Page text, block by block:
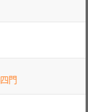
門